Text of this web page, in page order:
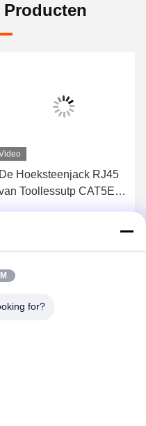
De Hoeksteenjack RJ45
Toollessutp CAT5E
for?